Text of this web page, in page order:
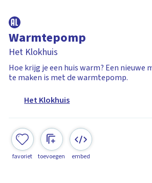
Warmtepomp
Het Klokhuis
Hoe krijg je een huis warm? Een nieuwe
te maken is met de warmtepomp.
Het Klokhuis
favoriet toevoegen embed